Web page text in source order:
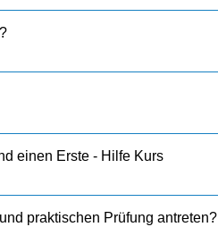
einen Erste - Hilfe Kurs
praktischen Prüfung antreten?